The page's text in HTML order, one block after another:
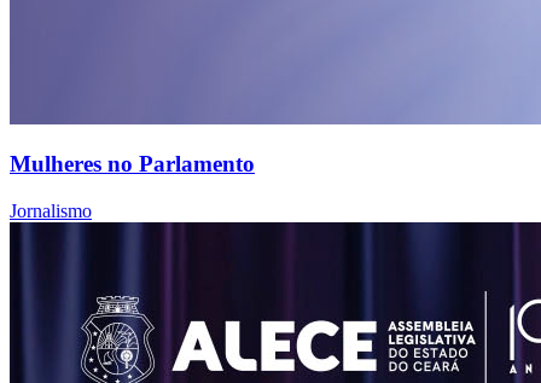
Mulheres no Parlamento
Jornalismo